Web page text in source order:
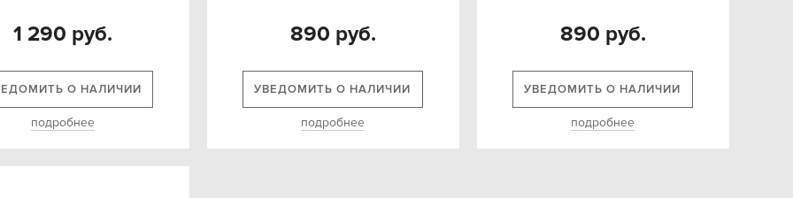
1 290 руб.
О НАЛИЧИИ
подробнее
890 руб.
УВЕДОМИТЬ О НАЛИЧИИ
подробнее
890 руб.
УВЕДОМИТЬ О НАЛИЧИИ
подробнее